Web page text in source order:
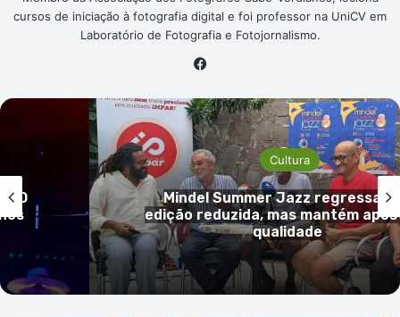
cursos de iniciação à fotografia digital e foi professor na UniCV em
Laboratório de Fotografia e Fotojornalismo.
na
Cultura
Léo Santana, Tiken Jah Fakoly e
Cabelinho no cartaz da 42.ª
Festival da Baía das Gatas